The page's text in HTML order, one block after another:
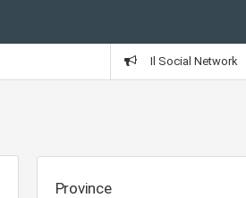
Il Social Network
Province